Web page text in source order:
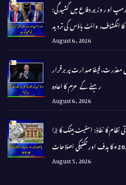
اور وزیر دفاع میں کشیدگی:
انکشاف، وائٹ ہاؤس کی تردید
August 6, 2026
معذرت، فیفا صدارت پر برقرار
رہنے کے عزم کا اعادہ
August 6, 2026
کا نفاذ: اسٹیٹ بینک کا بڑا
August 5, 2026